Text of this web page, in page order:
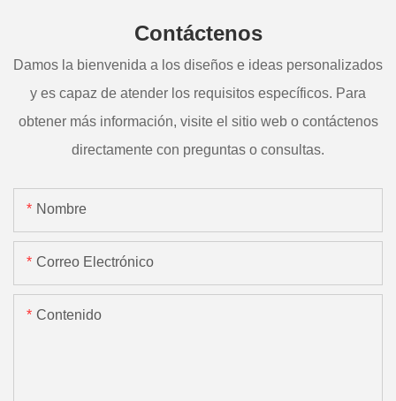
Contáctenos
Damos la bienvenida a los diseños e ideas personalizados
y es capaz de atender los requisitos específicos. Para
obtener más información, visite el sitio web o contáctenos
directamente con preguntas o consultas.
Nombre
Correo Electrónico
Contenido